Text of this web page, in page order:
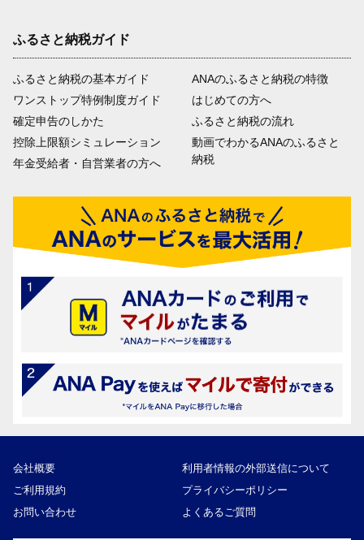
ふるさと納税ガイド
ふるさと納税の基本ガイド
ワンストップ特例制度ガイド
確定申告のしかた
控除上限額シミュレーション
年金受給者・自営業者の方へ
ANAのふるさと納税の特徴
はじめての方へ
ふるさと納税の流れ
動画でわかるANAのふるさと
納税
会社概要
利用者情報の外部送信について
ご利用規約
プライバシーポリシー
お問い合わせ
よくあるご質問